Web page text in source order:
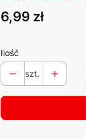
Cena
6,99 zł
Ilość
szt.